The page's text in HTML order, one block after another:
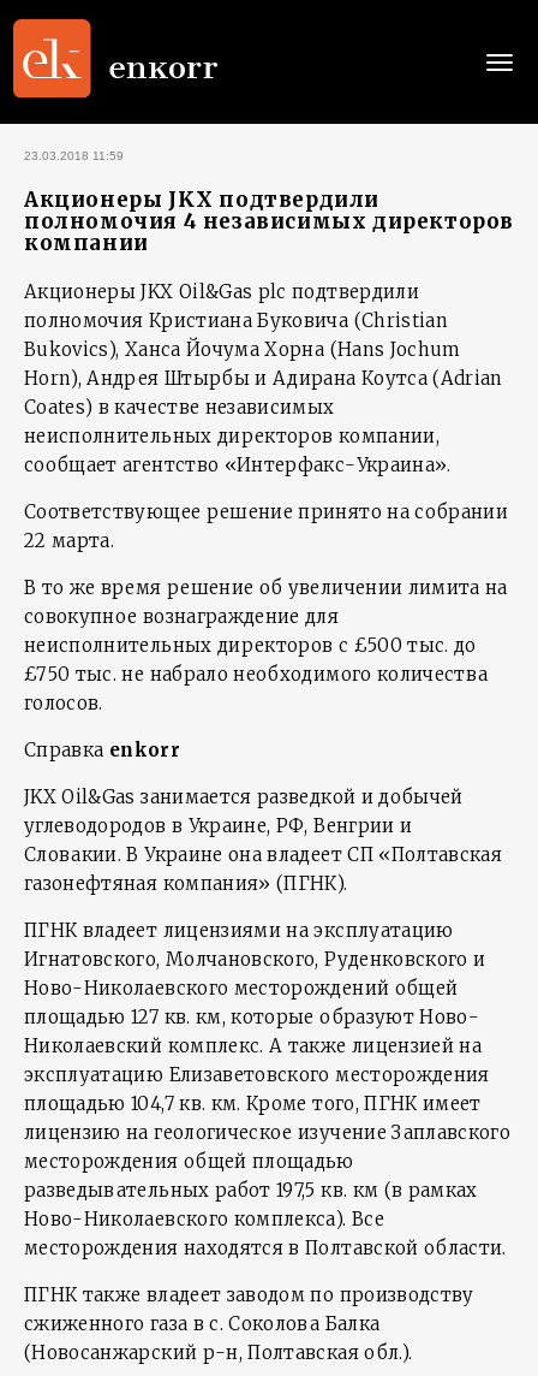
23.03.2018 11:59
Акционеры JKX подтвердили
полномочия 4 независимых директоров
компании
Акционеры JKX Oil&Gas plc подтвердили
полномочия Кристиана Буковича (Christian
Bukovics), Ханса Йочума Хорна (Hans Jochum
Horn), Андрея Штырбы и Адирана Коутса (Adrian
Coates) в качестве независимых
неисполнительных директоров компании,
сообщает агентство «Интерфакс-Украина».
Соответствующее решение принято на собрании
22 марта.
В то же время решение об увеличении лимита на
совокупное вознаграждение для
неисполнительных директоров с £500 тыс. до
£750 тыс. не набрало необходимого количества
голосов.
Справка enkorr
JKX Oil&Gas занимается разведкой и добычей
углеводородов в Украине, РФ, Венгрии и
Словакии. В Украине она владеет СП «Полтавская
газонефтяная компания» (ПГНК).
ПГНК владеет лицензиями на эксплуатацию
Игнатовского, Молчановского, Руденковского и
Ново-Николаевского месторождений общей
площадью 127 кв. км, которые образуют Ново-
Николаевский комплекс. А также лицензией на
эксплуатацию Елизаветовского месторождения
площадью 104,7 кв. км. Кроме того, ПГНК имеет
лицензию на геологическое изучение Заплавского
месторождения общей площадью
разведывательных работ 197,5 кв. км (в рамках
Ново-Николаевского комплекса). Все
месторождения находятся в Полтавской области.
ПГНК также владеет заводом по производству
сжиженного газа в с. Соколова Балка
(Новосанжарский р-н, Полтавская обл.).